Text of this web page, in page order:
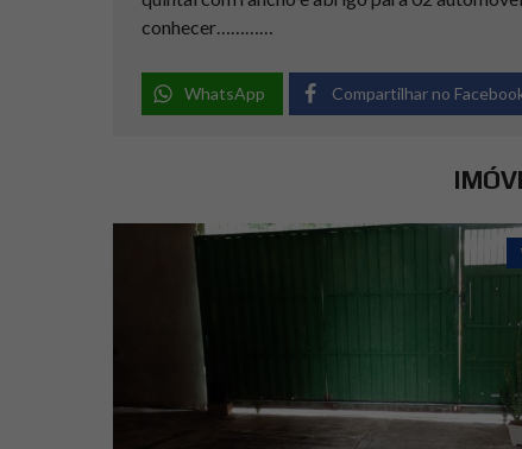
conhecer…………
WhatsApp Compartilhar no